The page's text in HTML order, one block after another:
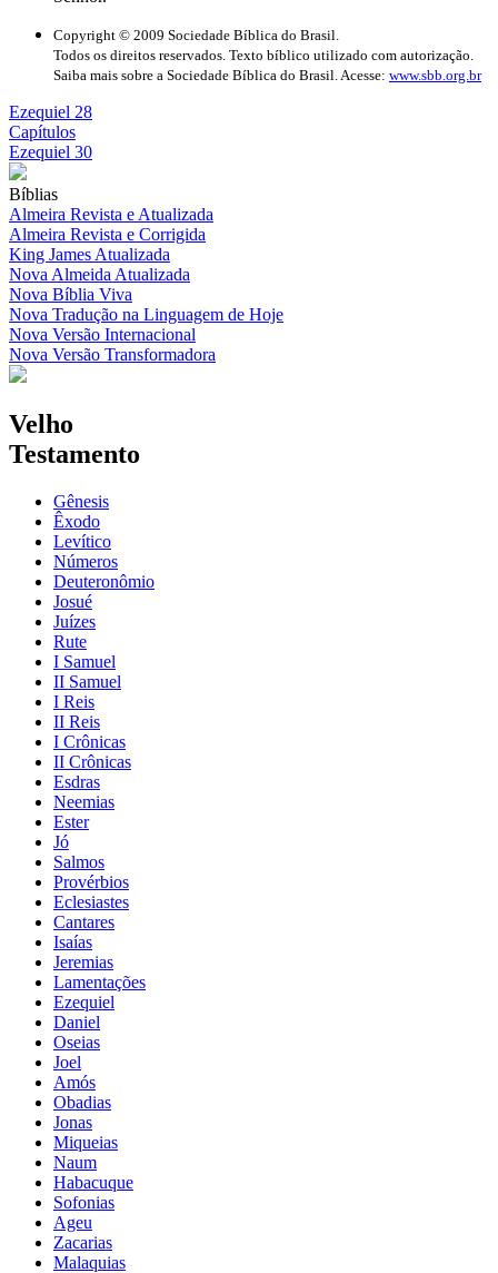
Copyright © 2009 Sociedade Bíblica do Brasil.
Todos os direitos reservados. Texto bíblico utilizado com autorização.
Saiba mais sobre a Sociedade Bíblica do Brasil. Acesse: www.sbb.org.br
Ezequiel 28
Capítulos
Ezequiel 30
Bíblias
Almeira Revista e Atualizada
Almeira Revista e Corrigida
King James Atualizada
Nova Almeida Atualizada
Nova Bíblia Viva
Nova Tradução na Linguagem de Hoje
Nova Versão Internacional
Nova Versão Transformadora
Velho
Testamento
Gênesis
Êxodo
Levítico
Números
Deuteronômio
Josué
Juízes
Rute
I Samuel
II Samuel
I Reis
II Reis
I Crônicas
II Crônicas
Esdras
Neemias
Ester
Jó
Salmos
Provérbios
Eclesiastes
Cantares
Isaías
Jeremias
Lamentações
Ezequiel
Daniel
Oseias
Joel
Amós
Obadias
Jonas
Miqueias
Naum
Habacuque
Sofonias
Ageu
Zacarias
Malaquias